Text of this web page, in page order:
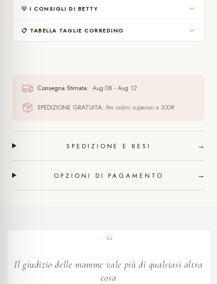
💡 I CONSIGLI DI BETTY
📋 TABELLA TAGLIE CORREDINO
Consegna Stimata: Aug 08 - Aug 12
SPEDIZIONE GRATUITA: Per ordini superiori a 300€
SPEDIZIONE E RESI →
OPZIONI DI PAGAMENTO →
Il giudizio delle mamme vale più di qualsiasi altra
cosa